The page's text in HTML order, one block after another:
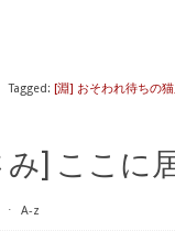
Tagged: [淵] おそわれ待ちの
み] ここに
⋅ A-z